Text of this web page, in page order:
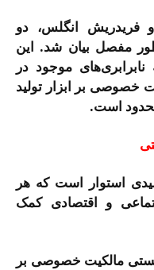
فریدریش انگلس، دو
در قرن ۱۹، به‌طور مفصل بیان شد. این
موجود در
خصوصی بر ابزار تولید
است.
استوار است که هر
و اقتصادی کمک
مالکیت خصوصی بر